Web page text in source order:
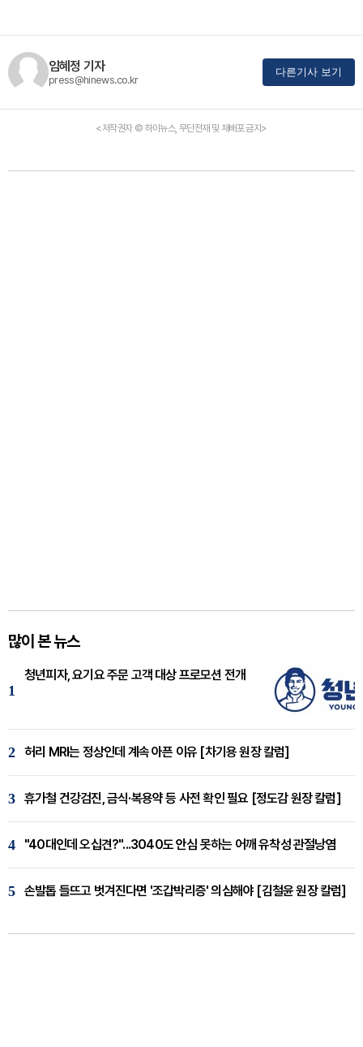
임혜정 기자
press@hinews.co.kr
다른기사 보기
<저작권자 © 하이뉴스, 무단전재 및 재배포 금지>
많이 본 뉴스
1
청년피자, 요기요 주문 고객 대상 프로모션 전개
2 허리 MRI는 정상인데 계속 아픈 이유 [차기용 원장 칼럼]
3 휴가철 건강검진, 금식·복용약 등 사전 확인 필요 [정도감 원장 칼럼]
4 "40대인데 오십견?"...3040도 안심 못하는 어깨 유착성 관절낭염
5 손발톱 들뜨고 벗겨진다면 '조갑박리증' 의심해야 [김철윤 원장 칼럼]